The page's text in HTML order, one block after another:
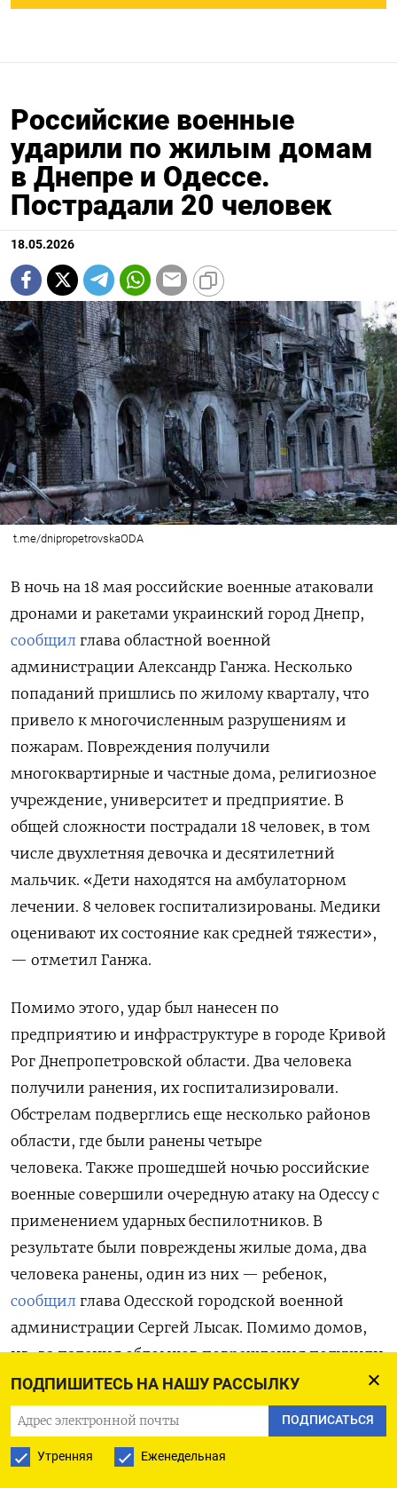
ПОДПИШИТЕСЬ НА НАШУ РАССЫЛКУ
ПОДПИСАТЬСЯ
Утренняя Еженедельная
Российские военные
ударили по жилым домам
в Днепре и Одессе.
Пострадали 20 человек
18.05.2026
t.me/dnipropetrovskaODA
В ночь на 18 мая российские военные атаковали
дронами и ракетами украинский город Днепр,
сообщил глава областной военной
администрации Александр Ганжа. Несколько
попаданий пришлись по жилому кварталу, что
привело к многочисленным разрушениям и
пожарам. Повреждения получили
многоквартирные и частные дома, религиозное
учреждение, университет и предприятие. В
общей сложности пострадали 18 человек, в том
числе двухлетняя девочка и десятилетний
мальчик. «Дети находятся на амбулаторном
лечении. 8 человек госпитализированы. Медики
оценивают их состояние как средней тяжести»,
— отметил Ганжа.
Помимо этого, удар был нанесен по
предприятию и инфраструктуре в городе Кривой
Рог Днепропетровской области. Два человека
получили ранения, их госпитализировали.
Обстрелам подверглись еще несколько районов
области, где были ранены четыре
человека. Также прошедшей ночью российские
военные совершили очередную атаку на Одессу с
применением ударных беспилотников. В
результате были повреждены жилые дома, два
человека ранены, один из них — ребенок,
сообщил глава Одесской городской военной
администрации Сергей Лысак. Помимо домов,
из-за падения обломков повреждения получили
здания лицея и детского сада. Кроме того, удары
пришлись по инфраструктурным объектам.
До этого российские военные нанесли самый